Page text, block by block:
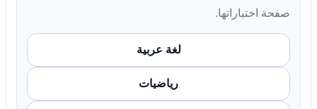
صفحة اختباراتها.
لغة عربية
رياضيات